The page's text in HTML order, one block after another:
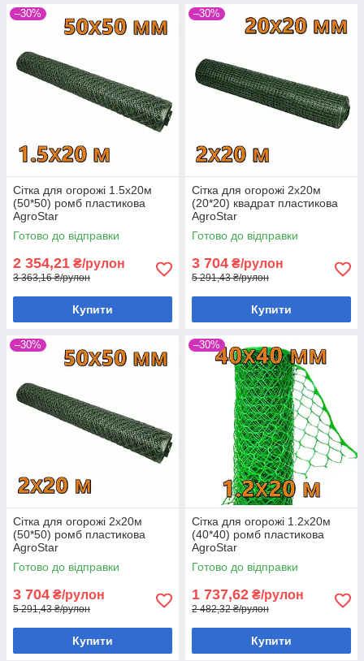
–30%
Сітка для огорожі 1.5х20м
(50*50) ромб пластикова
AgroStar
Готово до відправки
2 354,21 ₴/рулон
3 363,16 ₴/рулон
Купити
–30%
Сітка для огорожі 2х20м
(20*20) квадрат пластикова
AgroStar
Готово до відправки
3 704 ₴/рулон
5 291,43 ₴/рулон
Купити
–30%
Сітка для огорожі 2х20м
(50*50) ромб пластикова
AgroStar
Готово до відправки
3 704 ₴/рулон
5 291,43 ₴/рулон
Купити
–30%
Сітка для огорожі 1.2х20м
(40*40) ромб пластикова
AgroStar
Готово до відправки
1 737,62 ₴/рулон
2 482,32 ₴/рулон
Купити